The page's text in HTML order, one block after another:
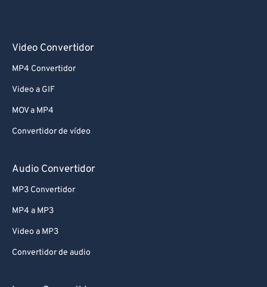
Video Convertidor
MP4 Convertidor
Video a GIF
MOV a MP4
Convertidor de vídeo
Audio Convertidor
MP3 Convertidor
MP4 a MP3
Video a MP3
Convertidor de audio